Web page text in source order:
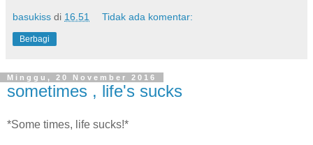
basukiss di 16.51 Tidak ada komentar:
Berbagi
Minggu, 20 November 2016
sometimes , life's sucks
*Some times, life sucks!*